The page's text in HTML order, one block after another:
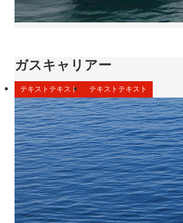
ガスキャリアー
テキストテキスト テキストテキスト